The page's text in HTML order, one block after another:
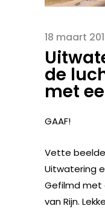
18 maart
de
met
GAAF!
Vette
Uitwatering
Gefilmd met
van Rijn.